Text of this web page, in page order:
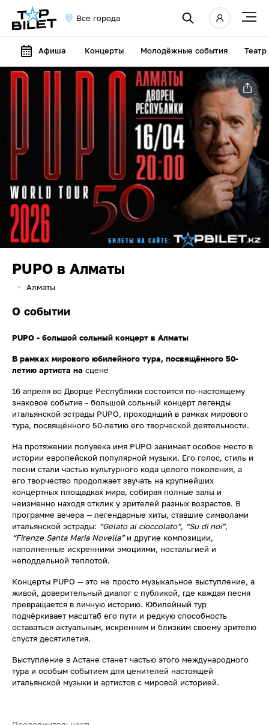
Все города
Афиша Концерты Молодёжные события Театр
PUPO в Алматы
Алматы
О событии
PUPO - большой сольный концерт в Алматы
В рамках мирового юбилейного тура, посвящённого 50-
летию артиста на сцене
16 апреля во Дворце Республики состоится по-настоящему
знаковое событие - большой сольный концерт легенды
итальянской эстрады PUPO, проходящий в рамках мирового
тура, посвящённого 50-летию его творческой деятельности.
На протяжении полувека имя PUPO занимает особое место в
истории европейской популярной музыки. Его голос, стиль и
песни стали частью культурного кода целого поколения, а
его творчество продолжает звучать на крупнейших
концертных площадках мира, собирая полные залы и
неизменно находя отклик у зрителей разных возрастов. В
программе вечера — легендарные хиты, ставшие символами
итальянской эстрады: “Gelato al cioccolato”, “Su di noi”,
“Firenze Santa Maria Novella”и другие композиции,
наполненные искренними эмоциями, ностальгией и
неподдельной теплотой.
Концерты PUPO — это не просто музыкальное выступление, а
живой, доверительный диалог с публикой, где каждая песня
превращается в личную историю. Юбилейный тур
подчёркивает масштаб его пути и редкую способность
оставаться актуальным, искренним и близким своему зрителю
спустя десятилетия.
Выступление в Астане станет частью этого международного
тура и особым событием для ценителей настоящей
итальянской музыки и артистов с мировой историей.